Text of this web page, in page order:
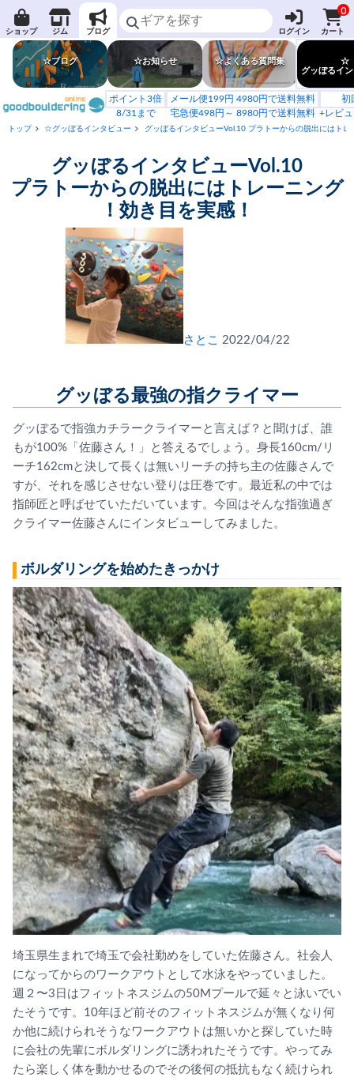
ショップ ジム ブログ ログイン
0
カート
☆ブログ ☆お知らせ ☆よくある質問集
☆
グッぼるイ
ポイント3倍
8/31まで
メール便199円 4980円で送料無料
宅急便498円～ 8980円で送料無料
初
+レビ
トップ ☆グッぼるインタビュー グッぼるインタビューVol.10 プラトーからの脱出にはト
グッぼるインタビューVol.10
プラトーからの脱出にはトレーニング
！効き目を実感！
さとこ 2022/04/22
グッぼる最強の指クライマー
グッぼるで指強カチラークライマーと言えば？と聞けば、誰
もが100%「佐藤さん！」と答えるでしょう。身長160cm/リ
ーチ162cmと決して長くは無いリーチの持ち主の佐藤さんで
すが、 それを感じさせない登りは圧巻です。 最近私の中では
指師匠と呼ばせていただいています。 今回はそんな指強過ぎ
クライマー佐藤さんにインタビューしてみま した。
ボルダリングを始めたきっかけ
埼玉県生まれで埼玉で会社勤めをしていた佐藤さん。 社会人
になってからのワークアウトとして水泳をやっていました。
週２〜3日はフィットネスジムの50Mプールで延々と泳いでい
た そうです。10年ほど前そのフィットネスジムが無くなり何
か他に続けられそうなワークアウトは無いかと探していた時
に会社の先輩にボルダリングに誘われたそうです。 やってみ
たら楽しく体を動かせるのでその後何の抵抗もなく続けられ